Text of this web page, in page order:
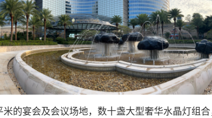
的宴会及会议场地，数十盏大型奢华水晶灯组